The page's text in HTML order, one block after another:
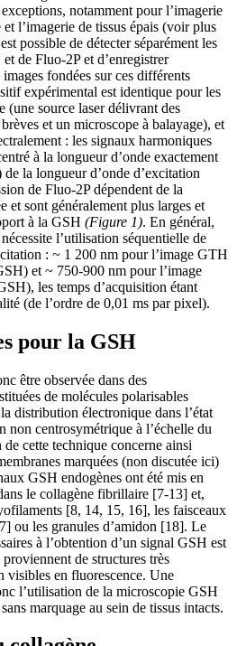
notamment pour l’imagerie
l’imagerie de tissus épais (voir plus
possible de détecter séparément les
de Fluo-2P et d’enregistrer
fondées sur ces différents
expérimental est identique pour les
(une source laser délivrant des
et un microscope à balayage), et
: les signaux harmoniques
à la longueur d’onde exactement
la longueur d’onde d’excitation
de Fluo-2P dépendent de la
et sont généralement plus larges et
à la GSH (Figure 1). En général,
l’utilisation séquentielle de
: ~ 1 200 nm pour l’image GTH
et ~ 750-900 nm pour l’image
les temps d’acquisition étant
(de l’ordre de 0,01 ms par pixel).
pour la GSH
être observée dans des
de molécules polarisables
distribution électronique dans l’état
non centrosymétrique à l’échelle du
cette technique concerne ainsi
marquées (non discutée ici)
GSH endogènes ont été mis en
le collagène fibrillaire [7-13] et,
[8, 14, 15, 16], les faisceaux
ou les granules d’amidon [18]. Le
à l’obtention d’un signal GSH est
de structures très
visibles en fluorescence. Une
l’utilisation de la microscopie GSH
marquage au sein de tissus intacts.